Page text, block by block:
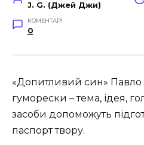
J. G. (Джей Джи)
КОМЕНТАРІ
0
«Допитливий син» Павло
гуморески – тема, ідея,
засоби допоможуть
паспорт твору.